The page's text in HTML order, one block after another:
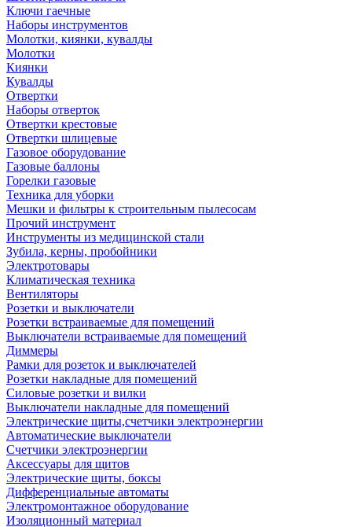
Ключи гаечные
Наборы инструментов
Молотки, киянки, кувалды
Молотки
Киянки
Кувалды
Отвертки
Наборы отверток
Отвертки крестовые
Отвертки шлицевые
Газовое оборудование
Газовые баллоны
Горелки газовые
Техника для уборки
Мешки и фильтры к строительным пылесосам
Прочий инструмент
Инструменты из медицинской стали
Зубила, керны, пробойники
Электротовары
Климатическая техника
Вентиляторы
Розетки и выключатели
Розетки встраиваемые для помещений
Выключатели встраиваемые для помещений
Диммеры
Рамки для розеток и выключателей
Розетки накладные для помещений
Силовые розетки и вилки
Выключатели накладные для помещений
Электрические щиты,счетчики электроэнергии
Автоматические выключатели
Счетчики электроэнергии
Аксессуары для щитов
Электрические щиты, боксы
Дифференциальные автоматы
Электромонтажное оборудование
Изоляционный материал